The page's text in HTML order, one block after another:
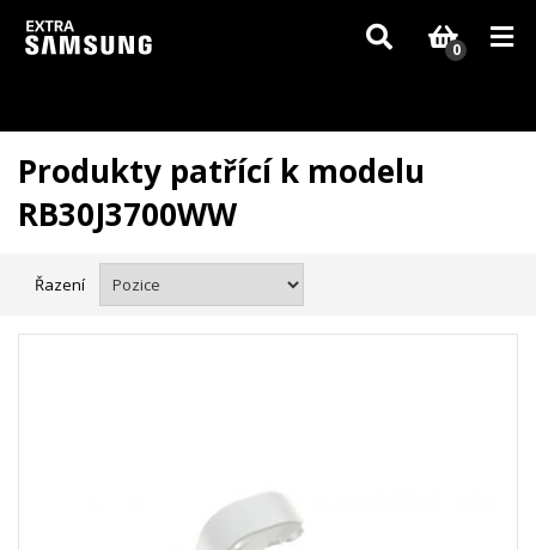
Vzhledem k aktuální situaci se může dodání dílů, které nejsou skladem,
zpozdit. Děkujeme za pochopení.
0
Produkty patřící k modelu
RB30J3700WW
Řazení